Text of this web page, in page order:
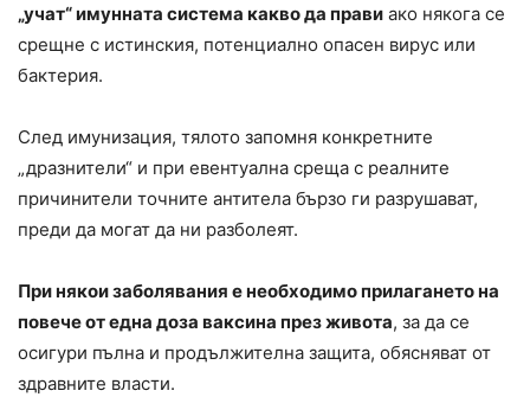
„учат“ имунната система какво да прави ако някога се
срещне с истинския, потенциално опасен вирус или
бактерия.
След имунизация, тялото запомня конкретните
„дразнители“ и при евентуална среща с реалните
причинители точните антитела бързо ги разрушават,
преди да могат да ни разболеят.
При някои заболявания е необходимо прилагането на
повече от една доза ваксина през живота, за да се
осигури пълна и продължителна защита, обясняват от
здравните власти.